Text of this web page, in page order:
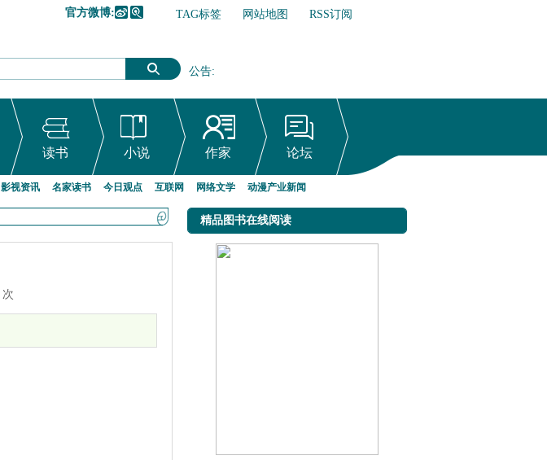
官方微博: TAG标签 网站地图
RSS订阅
公告:
网络文学行业自律倡议书
读书 小说 作家 论坛
影视资讯 名家读书 今日观点 互联网 网络文学 动漫产业新闻
次
精品图书在线阅读